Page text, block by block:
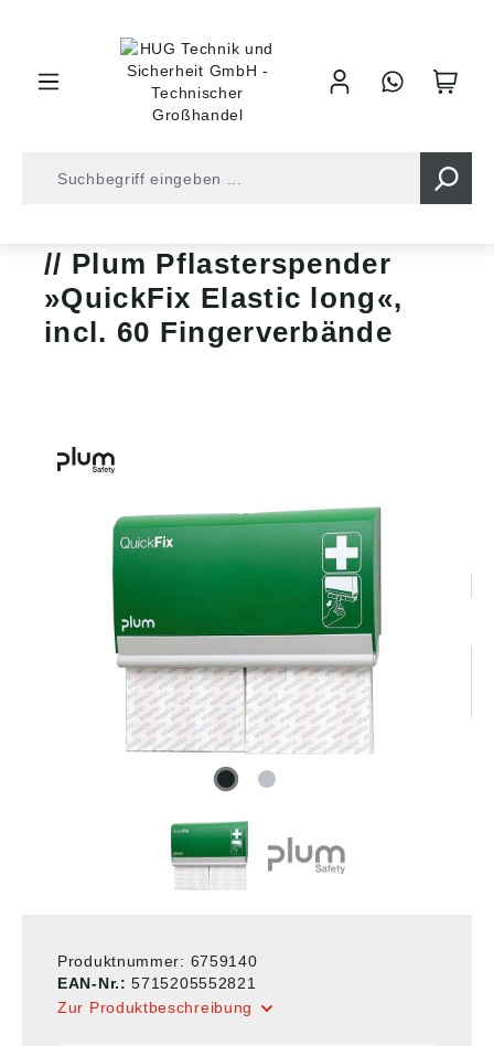
Plum Pflasterspender
»QuickFix Elastic long«,
incl. 60 Fingerverbände
Produktnummer: 6759140
EAN-Nr.:5715205552821
Zur Produktbeschreibung